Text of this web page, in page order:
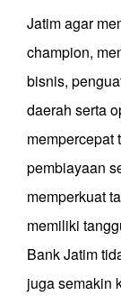
Jatim agar
champion,
bisnis,
daerah serta
mempercepat
pembiayaan
memperkuat
memiliki
Bank Jatim
juga semakin